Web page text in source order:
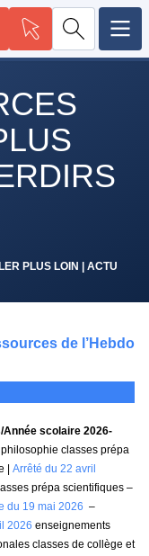
PLUS LOIN | ACTU
de l’Hebdo
scolaire 2026-
classes prépa
| Arrêté du 22 avril
prépa scientifiques –
du 19 mai 2026 –
2026 enseignements
classes de collège et